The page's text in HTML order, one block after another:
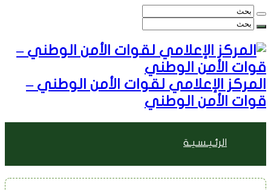
المركز الإعلامي لقوات الأمن الوطني –
قوات الأمن الوطني
الرئـيـسـيـة